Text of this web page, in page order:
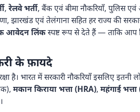
, रेलवे भर्ती, बैंक एवं बीमा नौकरियाँ, पुलिस
झारखंड एवं तेलंगाना सहित हर राज्य की
आवेदन लिंकस्पष्ट रूप से देते हैं — ताकि आप
के फ़ायदे
है। भारत में सरकारी नौकरियाँ इसलिए इतनी
मकान किराया भत्ता (HRA), महंगाई
।